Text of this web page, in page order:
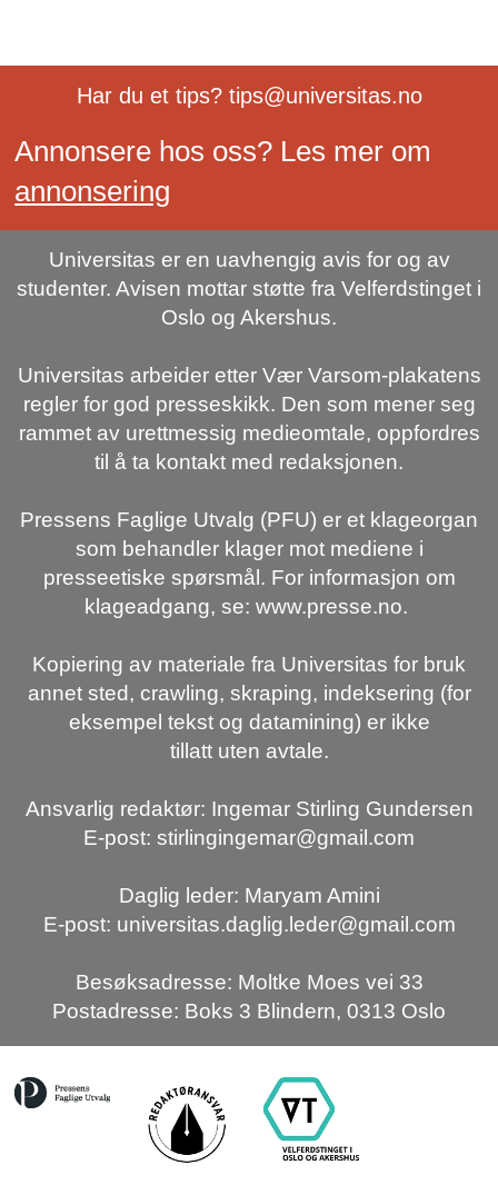
Har du et tips? tips@universitas.no
Annonsere hos oss? Les mer om
annonsering
Universitas er en uavhengig avis for og av
studenter. Avisen mottar støtte fra Velferdstinget i
Oslo og Akershus.
Universitas arbeider etter Vær Varsom-plakatens
regler for god presseskikk. Den som mener seg
rammet av urettmessig medieomtale, oppfordres
til å ta kontakt med redaksjonen.
Pressens Faglige Utvalg (PFU) er et klageorgan
som behandler klager mot mediene i
presseetiske spørsmål. For informasjon om
klageadgang, se: www.presse.no.
Kopiering av materiale fra Universitas for bruk
annet sted, crawling, skraping, indeksering (for
eksempel tekst og datamining) er ikke
tillatt uten avtale.
Ansvarlig redaktør: Ingemar Stirling Gundersen
E-post: stirlingingemar@gmail.com
Daglig leder: Maryam Amini
E-post: universitas.daglig.leder@gmail.com
Besøksadresse: Moltke Moes vei 33
Postadresse: Boks 3 Blindern, 0313 Oslo